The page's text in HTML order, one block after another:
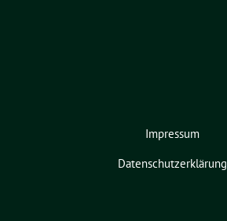
Impressum
Datenschutzerklärung